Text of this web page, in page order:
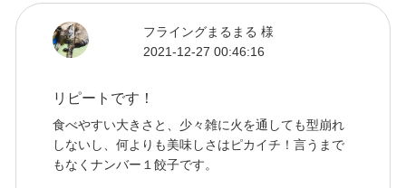
フライングまるまる 様
2021-12-27 00:46:16
リピートです！
食べやすい大きさと、少々雑に火を通しても型崩れ
しないし、何よりも美味しさはピカイチ！言うまで
もなくナンバー１餃子です。